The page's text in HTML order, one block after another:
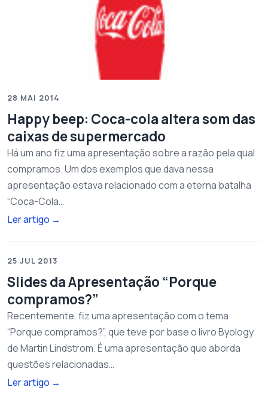
28 MAI 2014
Happy beep: Coca-cola altera som das
caixas de supermercado
Há um ano fiz uma apresentação sobre a razão pela qual
compramos. Um dos exemplos que dava nessa
apresentação estava relacionado com a eterna batalha
“Coca-Cola…
Ler artigo →
25 JUL 2013
Slides da Apresentação “Porque
compramos?”
Recentemente, fiz uma apresentação com o tema
“Porque compramos?”, que teve por base o livro Byology
de Martin Lindstrom. É uma apresentação que aborda
questões relacionadas…
Ler artigo →